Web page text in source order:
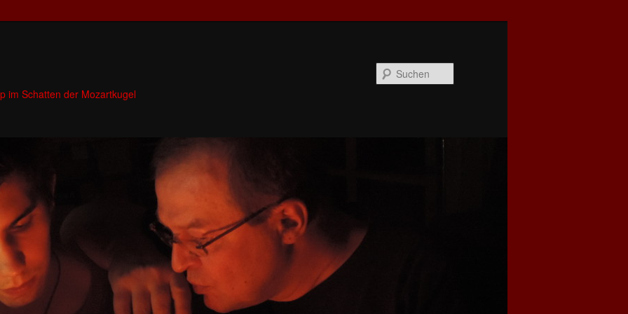
im Schatten der Mozartkugel